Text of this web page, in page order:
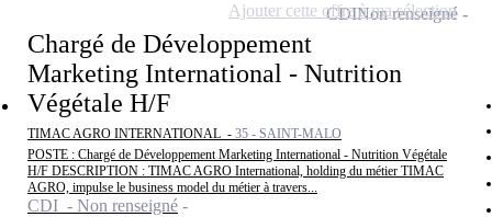
Chargé de Développement
Marketing International - Nutrition
Végétale H/F
TIMAC AGRO INTERNATIONAL - 35 - SAINT-MALO
POSTE : Chargé de Développement Marketing International - Nutrition Végétale
H/F DESCRIPTION : TIMAC AGRO International, holding du métier TIMAC
AGRO, impulse le business model du métier à travers...
CDI - Non renseigné
CDINon renseigné
Ajouter cette offre à ma sélection